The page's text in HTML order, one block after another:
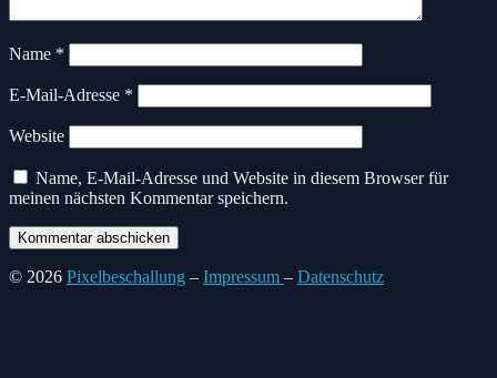
Name *
E-Mail-Adresse *
Website
Name, E-Mail-Adresse und Website in diesem Browser für
meinen nächsten Kommentar speichern.
© 2026 Pixelbeschallung – Impressum – Datenschutz